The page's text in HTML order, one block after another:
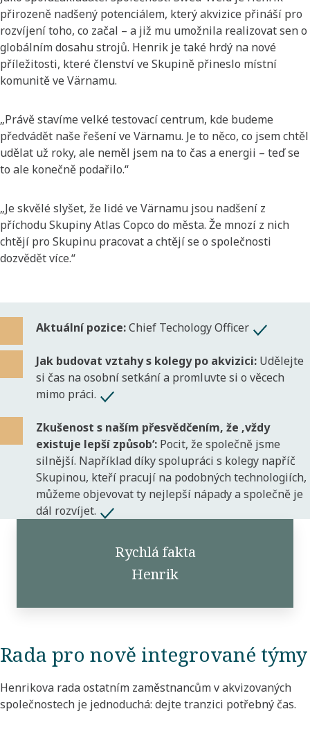
přirozeně nadšený potenciálem, který akvizice přináší pro
rozvíjení toho, co začal – a již mu umožnila realizovat sen o
globálním dosahu strojů. Henrik je také hrdý na nové
příležitosti, které členství ve Skupině přineslo místní
komunitě ve Värnamu.
„Právě stavíme velké testovací centrum, kde budeme
předvádět naše řešení ve Värnamu. Je to něco, co jsem chtěl
udělat už roky, ale neměl jsem na to čas a energii – teď se
to ale konečně podařilo.“
„Je skvělé slyšet, že lidé ve Värnamu jsou nadšení z
příchodu Skupiny Atlas Copco do města. Že mnozí z nich
chtějí pro Skupinu pracovat a chtějí se o společnosti
dozvědět více.“
Aktuální pozice:Chief Techology Officer
Jak budovat vztahy s kolegy po akvizici: Udělejte
si čas na osobní setkání a promluvte si o věcech
mimo práci.
Zkušenost s naším přesvědčením, že ‚vždy
existuje lepší způsob‘: Pocit, že společně jsme
silnější. Například díky spolupráci s kolegy napříč
Skupinou, kteří pracují na podobných technologiích,
můžeme objevovat ty nejlepší nápady a společně je
dál rozvíjet.
Rychlá fakta
Henrik
Rada pro nově integrované týmy
Henrikova rada ostatním zaměstnancům v akvizovaných
společnostech je jednoduchá: dejte tranzici potřebný čas.